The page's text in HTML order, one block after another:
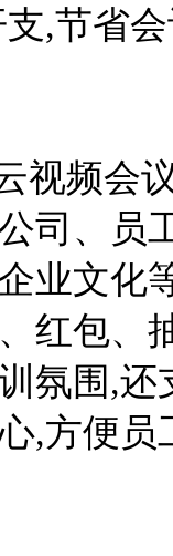
,节省
视频会
司、员
业文化
红包、
氛围,还
,方便员